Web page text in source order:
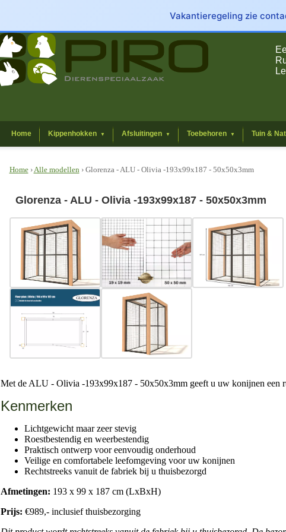
Vakantieregeling zie
Home Kippenhokken ▼ Afsluitingen ▼ Toebehoren ▼ Tuin &
Home›Alle modellen› Glorenza - ALU - Olivia -193x99x187 - 50x50x3mm
Glorenza - ALU - Olivia -193x99x187 - 50x50x3mm
Met de ALU - Olivia -193x99x187 - 50x50x3mm geeft u uw konijnen een
Kenmerken
Lichtgewicht maar zeer stevig
Roestbestendig en weerbestendig
Praktisch ontwerp voor eenvoudig onderhoud
Veilige en comfortabele leefomgeving voor uw konijnen
Rechtstreeks vanuit de fabriek bij u thuisbezorgd
Afmetingen: 193 x 99 x 187 cm (LxBxH)
Prijs: €989,- inclusief thuisbezorging